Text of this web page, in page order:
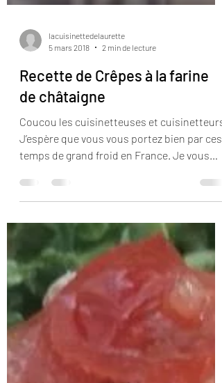
lacuisinettedelaurette
5 mars 2018
2 min de lecture
Recette de Crêpes à la farine
de châtaigne
Coucou les cuisinetteuses et cuisinetteurs.
propose...